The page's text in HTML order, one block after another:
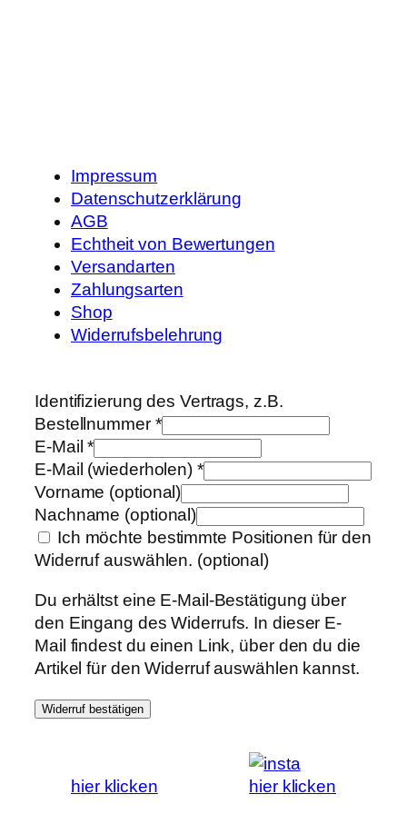
Impressum
Datenschutzerklärung
AGB
Echtheit von Bewertungen
Versandarten
Zahlungsarten
Shop
Widerrufsbelehrung
Identifizierung des Vertrags, z.B.
Bestellnummer *
E-Mail*
E-Mail (wiederholen) *
Vorname (optional)
Nachname (optional)
Ich möchte bestimmte Positionen für den
Widerruf auswählen. (optional)
Du erhältst eine E-Mail-Bestätigung über
den Eingang des Widerrufs. In dieser E-
Mail findest du einen Link, über den du die
Artikel für den Widerruf auswählen kannst.
Widerruf bestätigen
hier klicken hier klicken